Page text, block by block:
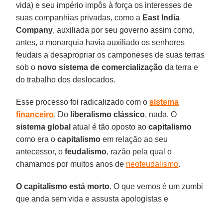
vida) e seu império impôs à força os interesses de
suas companhias privadas, como a East India
Company, auxiliada por seu governo assim como,
antes, a monarquia havia auxiliado os senhores
feudais a desapropriar os camponeses de suas terras
sob o novo sistema de comercialização da terra e
do trabalho dos deslocados.
Esse processo foi radicalizado com osistema
financeiro. Do liberalismo clássico, nada. O
sistema global atual é tão oposto aocapitalismo
como era ocapitalismo em relação ao seu
antecessor, ofeudalismo, razão pela qual o
chamamos por muitos anos de neofeudalismo.
O capitalismo está morto. O que vemos é um zumbi
que anda sem vida e assusta apologistas e